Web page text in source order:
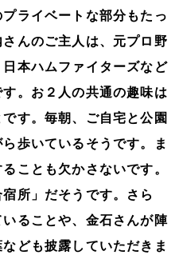
ライベートな部分もたっ
んのご主人は、元プロ野
本ハムファイターズなど
。お２人の共通の趣味は
す。毎朝、ご自宅と公園
歩いているそうです。ま
ことも欠かさないです。
所」だそうです。さら
ることや、金石さんが陣
ども披露していただきま